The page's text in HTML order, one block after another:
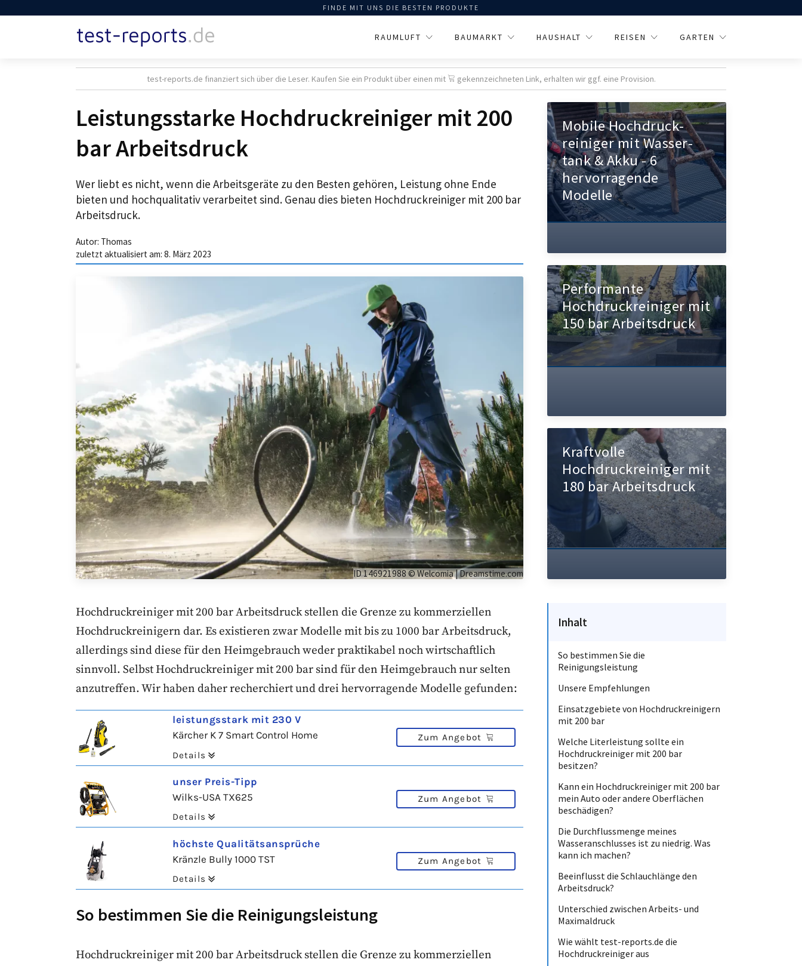
FINDE MIT UNS DIE BESTEN PRODUKTE
RAUMLUFT BAUMARKT HAUSHALT REISEN GARTEN
test-reports.de finanziert sich über die Leser. Kaufen Sie ein Produkt über einen mit gekennzeichneten Link, erhalten wir ggf. eine Provision.
Leistungsstarke Hochdruckreiniger mit 200
bar Arbeitsdruck
Wer liebt es nicht, wenn die Arbeitsgeräte zu den Besten gehören, Leistung ohne Ende
bieten und hochqualitativ verarbeitet sind. Genau dies bieten Hochdruckreiniger mit 200 bar
Arbeitsdruck.
Autor: Thomas
zuletzt aktualisiert am: 8. März 2023
ID 146921988 © Welcomia | Dreamstime.com
Inhalt
So bestimmen Sie die
Reinigungsleistung
Unsere Empfehlungen
Einsatzgebiete von Hochdruckreinigern
mit 200 bar
Welche Literleistung sollte ein
Hochdruckreiniger mit 200 bar
besitzen?
Kann ein Hochdruckreiniger mit 200 bar
mein Auto oder andere Oberflächen
beschädigen?
Die Durchflussmenge meines
Wasseranschlusses ist zu niedrig. Was
kann ich machen?
Beeinflusst die Schlauchlänge den
Arbeitsdruck?
Unterschied zwischen Arbeits- und
Maximaldruck
Wie wählt test-reports.de die
Hochdruckreiniger aus
Hochdruckreiniger mit 200 bar Arbeitsdruck stellen die Grenze zu kommerziellen
Hochdruckreinigern dar. Es existieren zwar Modelle mit bis zu 1000 bar Arbeitsdruck,
allerdings sind diese für den Heimgebrauch weder praktikabel noch wirtschaftlich
sinnvoll. Selbst Hochdruckreiniger mit 200 bar sind für den Heimgebrauch nur selten
anzutreffen. Wir haben daher recherchiert und drei hervorragende Modelle gefunden:
leistungsstark mit 230 V
Kärcher K 7 Smart Control Home
Details
Zum Angebot
unser Preis-Tipp
Wilks-USA TX625
Details
Zum Angebot
höchste Qualitätsansprüche
Kränzle Bully 1000 TST
Details
Zum Angebot
So bestimmen Sie die Reinigungsleistung
Hochdruckreiniger mit 200 bar Arbeitsdruck stellen die Grenze zu kommerziellen
Mobile Hoch­druck­
reiniger mit Wasser­
tank & Akku - 6
hervorragende
Modelle
Performante
Hochdruckreiniger mit
150 bar Arbeitsdruck
Kraftvolle
Hochdruckreiniger mit
180 bar Arbeitsdruck